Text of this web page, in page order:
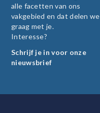
alle facetten van ons
vakgebied en dat delen we
graag met je.
Interesse?
Schrijf je in voor onze
nieuwsbrief